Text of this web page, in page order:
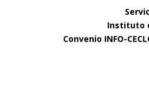
Instituto
Convenio INFO-